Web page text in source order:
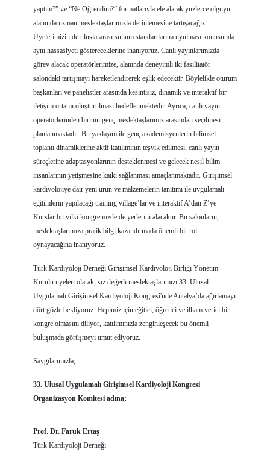
yaptım?” ve “Ne Öğrendim?” formatlarıyla ele alarak yüzlerce olguyu
alanında uzman meslektaşlarımızla derinlemesine tartışacağız.
Üyelerimizin de uluslararası sunum standartlarına uyulması konusunda
aynı hassasiyeti göstereceklerine inanıyoruz. Canlı yayınlarımızda
görev alacak operatörlerimize, alanında deneyimli iki fasilitatör
salondaki tartışmayı hareketlendirerek eşlik edecektir. Böylelikle oturum
başkanları ve panelistler arasında kesintisiz, dinamik ve interaktif bir
iletişim ortamı oluşturulması hedeflenmektedir. Ayrıca, canlı yayın
operatörlerinden birinin genç meslektaşlarımız arasından seçilmesi
planlanmaktadır. Bu yaklaşım ile genç akademisyenlerin bilimsel
toplantı dinamiklerine aktif katılımının teşvik edilmesi, canlı yayın
süreçlerine adaptasyonlarının desteklenmesi ve gelecek nesil bilim
insanlarının yetişmesine katkı sağlanması amaçlanmaktadır. Girişimsel
kardiyolojiye dair yeni ürün ve malzemelerin tanıtımı ile uygulamalı
eğitimlerin yapılacağı training village’lar ve interaktif A’dan Z’ye
Kurslar bu yılki kongremizde de yerlerini alacaktır. Bu salonların,
meslektaşlarımıza pratik bilgi kazandırmada önemli bir rol
oynayacağına inanıyoruz.
Türk Kardiyoloji Derneği Girişimsel Kardiyoloji Birliği Yönetim
Kurulu üyeleri olarak, siz değerli meslektaşlarımızı 33. Ulusal
Uygulamalı Girişimsel Kardiyoloji Kongresi'nde Antalya’da ağırlamayı
dört gözle bekliyoruz. Hepimiz için eğitici, öğretici ve ilham verici bir
kongre olmasını diliyor, katılımınızla zenginleşecek bu önemli
buluşmada görüşmeyi umut ediyoruz.
Saygılarımızla,
33. Ulusal Uygulamalı Girişimsel Kardiyoloji Kongresi
Organizasyon Komitesi adına;
Prof. Dr. Faruk Ertaş
Türk Kardiyoloji Derneği